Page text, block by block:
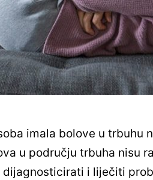
imala bolove u trbuhu
u području trbuha nisu
dijagnosticirati i liječiti